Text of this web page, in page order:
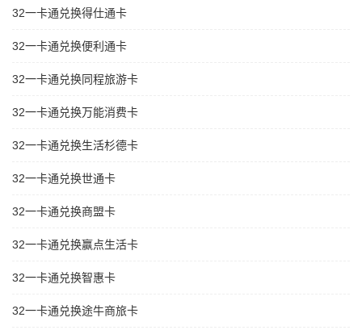
32一卡通兑换得仕通卡
32一卡通兑换便利通卡
32一卡通兑换同程旅游卡
32一卡通兑换万能消费卡
32一卡通兑换生活杉德卡
32一卡通兑换世通卡
32一卡通兑换商盟卡
32一卡通兑换赢点生活卡
32一卡通兑换智惠卡
32一卡通兑换途牛商旅卡